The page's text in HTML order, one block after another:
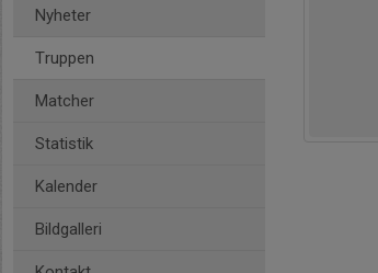
Nyheter
Truppen
Matcher
Statistik
Kalender
Bildgalleri